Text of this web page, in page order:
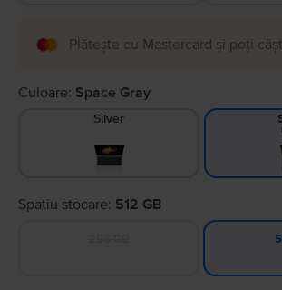
Plătește cu Mastercard și poți
Culoare: Space Gray
Silver
Spatiu stocare: 512 GB